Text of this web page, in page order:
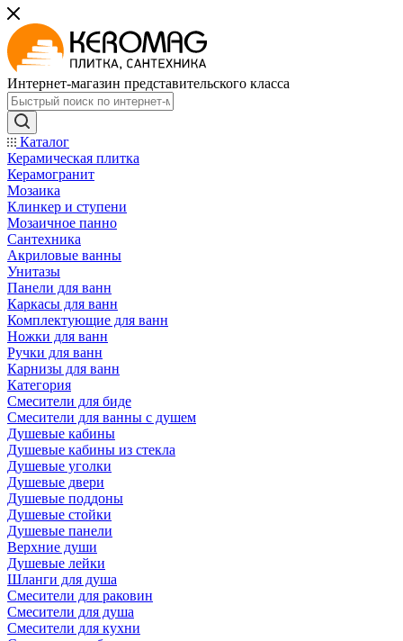
Интернет-магазин представительского класса
Каталог
Керамическая плитка
Керамогранит
Мозаика
Клинкер и ступени
Мозаичное панно
Сантехника
Акриловые ванны
Унитазы
Панели для ванн
Каркасы для ванн
Комплектующие для ванн
Ножки для ванн
Ручки для ванн
Карнизы для ванн
Категория
Смесители для биде
Смесители для ванны с душем
Душевые кабины
Душевые кабины из стекла
Душевые уголки
Душевые двери
Душевые поддоны
Душевые стойки
Душевые панели
Верхние души
Душевые лейки
Шланги для душа
Смесители для раковин
Смесители для душа
Смесители для кухни